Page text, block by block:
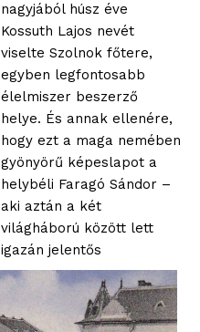
nagyjából húsz éve
Kossuth Lajos nevét
viselte Szolnok főtere,
egyben legfontosabb
élelmiszer beszerző
helye. És annak ellenére,
hogy ezt a maga nemében
gyönyörű képeslapot a
helybéli Faragó Sándor –
aki aztán a két
világháború között lett
igazán jelentős